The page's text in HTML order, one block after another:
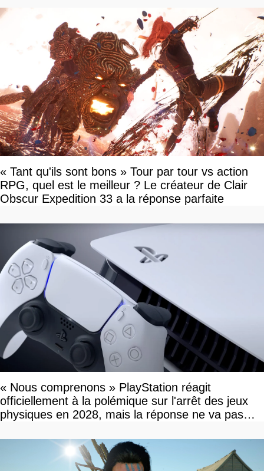
« Tant qu'ils sont bons » Tour par tour vs action
RPG, quel est le meilleur ? Le créateur de Clair
Obscur Expedition 33 a la réponse parfaite
« Nous comprenons » PlayStation réagit
officiellement à la polémique sur l'arrêt des jeux
physiques en 2028, mais la réponse ne va pas